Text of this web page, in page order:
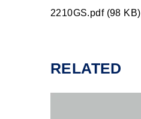
2210GS.pdf (98 KB)
RELATED